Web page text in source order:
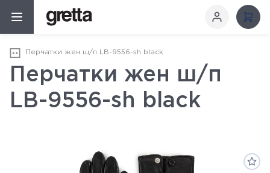
Перчатки жен ш/п LB-9556-sh black
Перчатки жен ш/п
LB-9556-sh black